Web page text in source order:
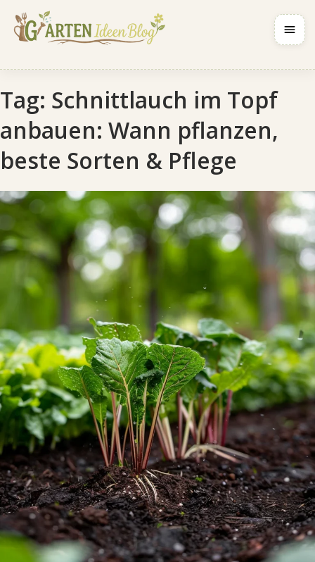
Tag: Schnittlauch im Topf
anbauen: Wann pflanzen,
beste Sorten & Pflege